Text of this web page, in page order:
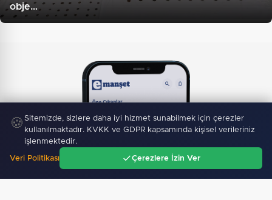
obje…
🍪 Sitemizde, sizlere daha iyi hizmet sunabilmek için çerezler
kullanılmaktadır. KVKK ve GDPR kapsamında kişisel verileriniz
işlenmektedir.
Veri Politikası Çerezlere İzin Ver
Gündem Ara Menü